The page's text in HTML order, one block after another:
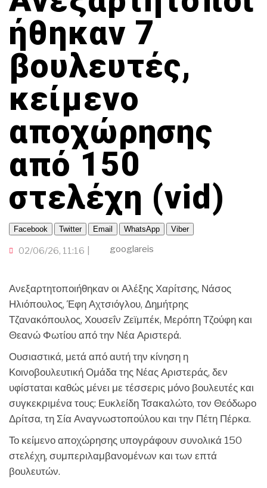
TRAVELLER
INFLUENCER
GAMER
ΒΡΟΥΜ ΒΡΟΥΜ
ΤΟΠΙΚΗ ΑΥΤΟΔΙΟΙΚΗΣΗ
ΟΙΚΟΝΟΜΙΑ
ΠΟΡΤΟΚΑΛΙ ΘΕΑ
ΑΛΛΑ ΣΠΟΡ
CINEΜΑΔΕΣ
Ο ΛΑΟΣ ΤΡΑΓΟΥΔΙ ΘΕΛΕΙ
ΜΕΓΑΣ CHEF
ΕΚΕΙ ΣΤΑ ΞΕΝΑ
ήθηκαν 7
βουλευτές,
κείμενο
αποχώρησης
από 150
στελέχη (vid)
Facebook Twitter Email WhatsApp Viber
02/06/26, 11:16 googlareis
Ανεξαρτητοποιήθηκαν οι Αλέξης Χαρίτσης, Νάσος
Ηλιόπουλος, Έφη Αχτσιόγλου, Δημήτρης
Τζανακόπουλος, Χουσεΐν Ζεϊμπέκ, Μερόπη Τζούφη και
Θεανώ Φωτίου από την Νέα Αριστερά.
Ουσιαστικά, μετά από αυτή την κίνηση η
Κοινοβουλευτική Ομάδα της Νέας Αριστεράς, δεν
υφίσταται καθώς μένει με τέσσερις μόνο βουλευτές και
συγκεκριμένα τους: Ευκλείδη Τσακαλώτο, τον Θεόδωρο
Δρίτσα, τη Σία Αναγνωστοπούλου και την Πέτη Πέρκα.
Το κείμενο αποχώρησης υπογράφουν συνολικά 150
στελέχη, συμπεριλαμβανομένων και των επτά
βουλευτών.